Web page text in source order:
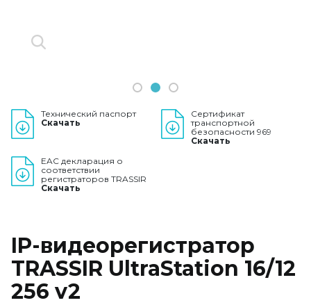
1 2 3
Технический паспорт
Скачать
Сертификат
транспортной
безопасности 969
Скачать
EAC декларация о
соответствии
регистраторов TRASSIR
Скачать
IP-видеорегистратор
TRASSIR UltraStation 16/12
256 v2